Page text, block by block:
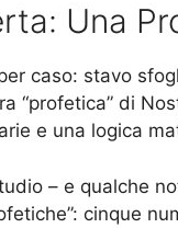
Una
caso: stavo
“profetica” di
e una logica
– e qualche
cinque